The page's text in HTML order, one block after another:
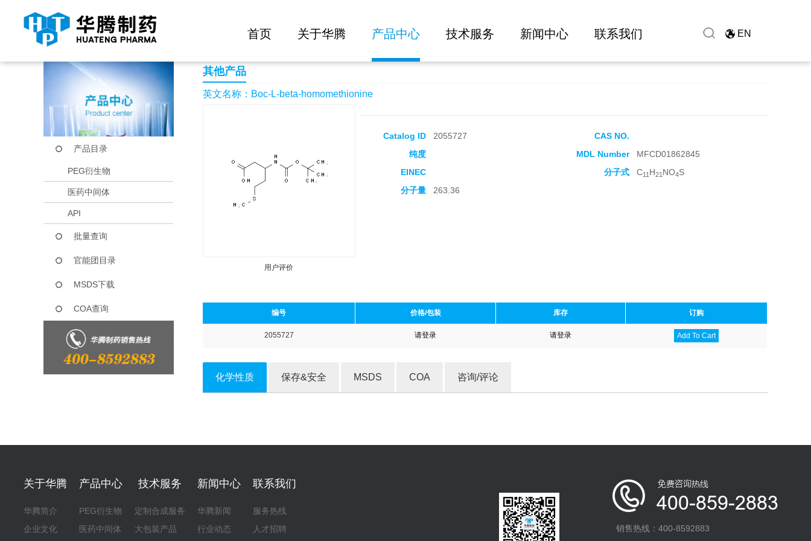
首页 关于华腾 产品中心 技术服务 新闻中心 联系我们 EN
当前位置： 首页 产品中心 Boc-L-beta-homomethionine
产品目录
PEG衍生物
医药中间体
API
批量查询
官能团目录
MSDS下载
COA查询
其他产品
英文名称：Boc-L-beta-homomethionine
用户评价
Catalog ID 2055727
CAS NO.
纯度
MDL Number
MFCD01862845
EINEC
分子式 C11 H21 NO4S
分子量
263.36
编号 价格/包装 库存 订购
2055727 请登录 请登录 Add To Cart
化学性质 保存&安全 MSDS COA 咨询/评论
关于华腾
华腾简介
企业文化
产品中心
PEG衍生物
医药中间体
技术服务
定制合成服务
大包装产品
新闻中心
华腾新闻
行业动态
联系我们
服务热线
人才招聘
销售热线：400-8592883